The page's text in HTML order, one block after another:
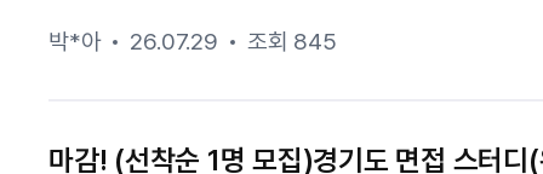
박*아 26.07.29 조회 845
마감! (선착순 1명 모집)경기도 면접 스터디